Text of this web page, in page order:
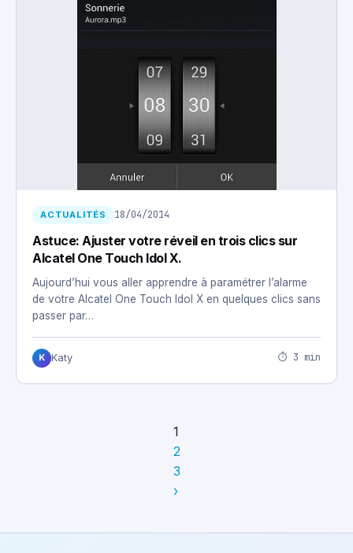
ACTUALITÉS 18/04/2014
Astuce: Ajuster votre réveil en trois clics sur
Alcatel One Touch Idol X.
Aujourd’hui vous aller apprendre à paramétrer l’alarme
de votre Alcatel One Touch Idol X en quelques clics sans
passer par…
K Katy ⏱ 3 min
1
2
3
›